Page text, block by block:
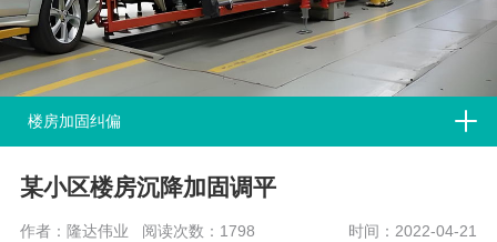
楼房加固纠偏
某小区楼房沉降加固调平
作者：隆达伟业 阅读次数：1798 时间：2022-04-21